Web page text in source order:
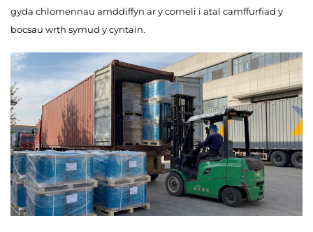
gyda chlomennau amddiffyn ar y corneli i atal camffurfiad y
bocsau wrth symud y cyntain.